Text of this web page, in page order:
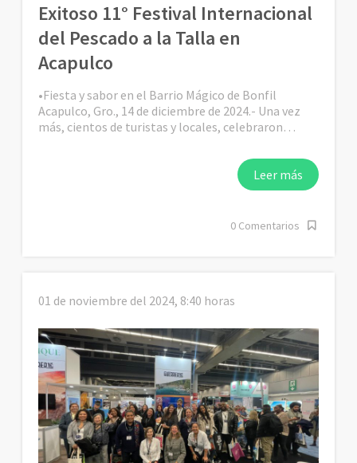
Exitoso 11° Festival Internacional
del Pescado a la Talla en
Acapulco
•Fiesta y sabor en el Barrio Mágico de Bonfil
Acapulco, Gro., 14 de diciembre de 2024.- Una vez
más, cientos de turistas y locales, celebraron…
Leer más
0 Comentarios
01 de noviembre del 2024, 8:40 horas